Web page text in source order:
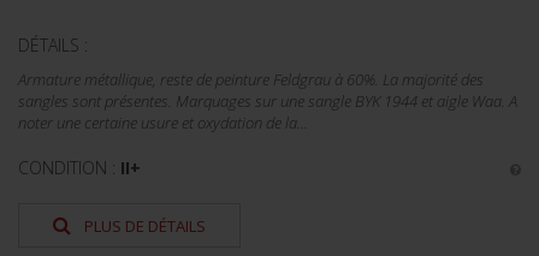
DÉTAILS :
Armature métallique, reste de peinture Feldgrau à 60%. La majorité des
sangles sont présentes. Marquages sur une sangle BYK 1944 et aigle Waa. A
noter une certaine usure et oxydation de la...
CONDITION : II+
PLUS DE DÉTAILS